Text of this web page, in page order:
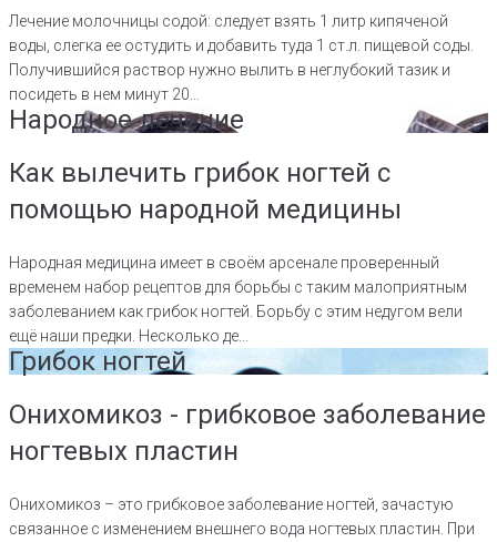
Лечение молочницы содой: следует взять 1 литр кипяченой
воды, слегка ее остудить и добавить туда 1 ст.л. пищевой соды.
Получившийся раствор нужно вылить в неглубокий тазик и
посидеть в нем минут 20...
Народное лечение
Как вылечить грибок ногтей с
помощью народной медицины
Народная медицина имеет в своём арсенале проверенный
временем набор рецептов для борьбы с таким малоприятным
заболеванием как грибок ногтей. Борьбу с этим недугом вели
ещё наши предки. Несколько де...
Грибок ногтей
Онихомикоз - грибковое заболевание
ногтевых пластин
Онихомикоз – это грибковое заболевание ногтей, зачастую
связанное с изменением внешнего вода ногтевых пластин. При